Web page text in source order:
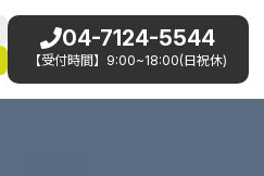
04-7124-5544
【受付時間】9:00~18:00(日祝休)